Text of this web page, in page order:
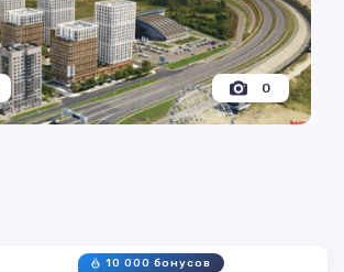
0
10 000 бонусов